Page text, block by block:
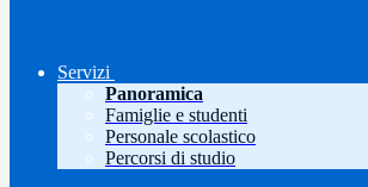
Servizi
Panoramica
Famiglie e studenti
Personale scolastico
Percorsi di studio